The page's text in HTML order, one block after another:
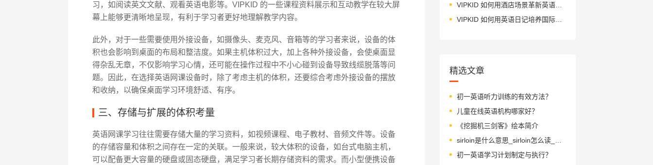
习，如阅读英文文献、观看英语电影等。VIPKID 的一些课程资料展示和互动教学在较大屏
幕上能够更清晰地呈现，有利于学习者更好地理解教学内容。
此外，对于一些需要使用外接设备，如摄像头、麦克风、音箱等的学习者来说，设备的体
积也会影响到桌面的布局和整洁度。如果主机体积过大，加上各种外接设备，会使桌面显
得杂乱无章，不仅影响学习心情，还可能在操作过程中不小心碰到设备导致线缆脱落等问
题。因此，在选择英语网课设备时，除了考虑主机的体积，还要综合考虑外接设备的摆放
和收纳，以确保桌面学习环境舒适、有序。
三、存储与扩展的体积考量
英语网课学习往往需要存储大量的学习资料，如视频课程、电子教材、音频文件等。设备
的存储容量和体积之间存在一定的关联。一般来说，较大体积的设备，如台式电脑主机，
可以配备更大容量的硬盘或固态硬盘，满足学习者长期存储资料的需求。而小型便携设备
VIPKID 如何用酒店场景革新英语教学？
VIPKID 如何用英语日记培养国际化人才？
精选文章
初一英语听力训练的有效方法？
儿童在线英语机构哪家好？
《挖掘机三剑客》绘本简介
初一英语学习计划制定与执行？